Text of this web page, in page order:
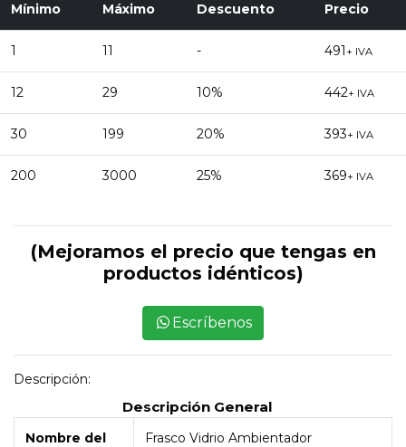
Mínimo Máximo Descuento Precio
1 11 - 491 + IVA
12 29 10% 442+ IVA
30 199 20% 393+ IVA
200 3000 25% 369+ IVA
(Mejoramos el precio que tengas en
productos idénticos)
Escríbenos
Descripción:
Descripción General
Nombre del
Frasco Vidrio Ambientador